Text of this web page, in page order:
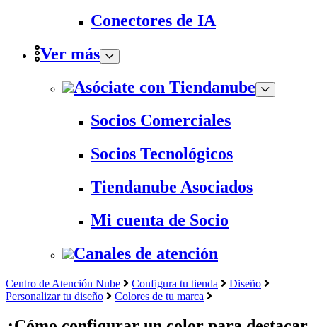
Conectores de IA
Ver más
Asóciate con Tiendanube
Socios Comerciales
Socios Tecnológicos
Tiendanube Asociados
Mi cuenta de Socio
Canales de atención
Centro de Atención Nube Configura tu tienda
Diseño
Personalizar tu diseño
Colores de tu marca